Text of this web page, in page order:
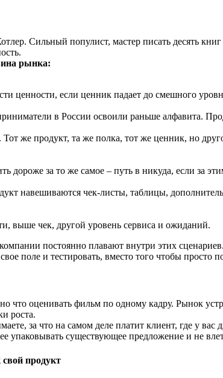
Сильный популист, мастер писать десять
рынка:
ценности, если ценник падает до смешного
в России освоили раньше алфавита.
же продукт, та же полка, тот же ценник, но
за то же самое – путь в никуда, если за
навешиваются чек-листы, таблицы,
выше чек, другой уровень сервиса и ожиданий.
постоянно плавают внутри этих
поле и тестировать, вместо того чтобы просто
что оценивать фильм по одному кадру. Рынок
роста.
за что на самом деле платит клиент, где у
упаковывать существующее предложение и не
продукт